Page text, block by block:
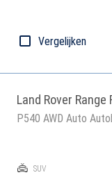
Vergelijken
Land Rover Range
P540 AWD Auto
SUV